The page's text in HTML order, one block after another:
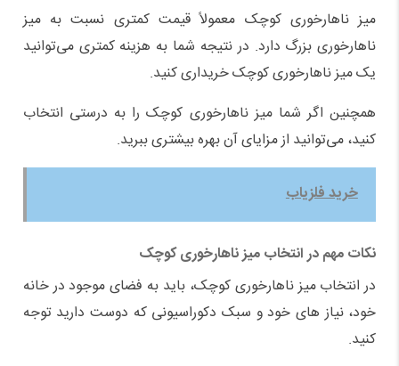
میز ناهارخوری کوچک معمولاً قیمت کمتری نسبت به میز
ناهارخوری بزرگ دارد. در نتیجه شما به هزینه کمتری می‌توانید
یک میز ناهارخوری کوچک خریداری کنید.
همچنین اگر شما میز ناهارخوری کوچک را به درستی انتخاب
کنید، می‌توانید از مزایای آن بهره بیشتری ببرید.
خرید فلزیاب
نکات مهم در انتخاب میز ناهارخوری کوچک
در انتخاب میز ناهارخوری کوچک، باید به فضای موجود در خانه
خود، نیاز های خود و سبک دکوراسیونی که دوست دارید توجه
کنید.